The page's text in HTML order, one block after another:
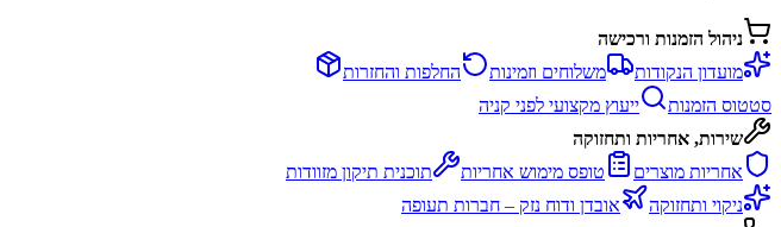
ניהול הזמנות ורכישה
מועדון הנקודות
משלוחים וזמינות
החלפות והחזרות
סטטוס הזמנות
ייעוץ מקצועי לפני קניה
שירות, אחריות ותחזוקה
אחריות מוצרים
טופס מימוש אחריות
תוכנית תיקון מזוודות
ניקוי ותחזוקה
אובדן ודוח נזק – חברות תעופה